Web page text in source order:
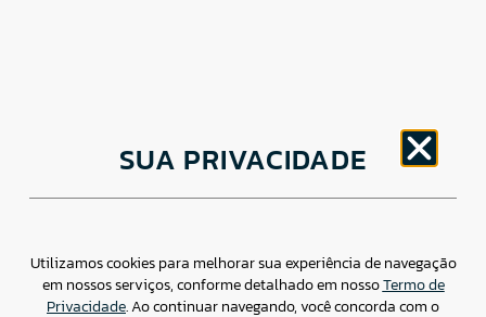
Av. Brigadeiro Faria Lima, 1779 – 5oAndar Jardim
Paulistano, São Paulo/ SP – CEP: 01452-914
Assessoria de imprensa: imprensa@csdbr.com
SUA PRIVACIDADE
Utilizamos cookies para melhorar sua experiência de navegação
em nossos serviços, conforme detalhado em nossoTermo de
Privacidade. Ao continuar navegando, você concorda com o